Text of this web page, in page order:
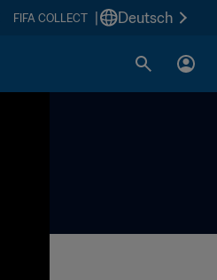
FIFA COLLECT Deutsch